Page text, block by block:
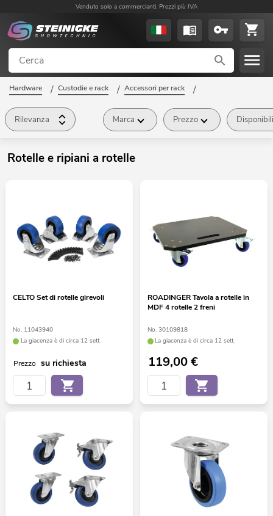
Venduto solo a commercianti. Prezzi più IVA
Hardware / Custodie e rack / Accessori per rack /
Rilevanza Marca Prezzo
Rotelle e ripiani a rotelle
CELTO Set di rotelle girevoli
No. 11043940
La giacenza è di circa 12 sett.
Prezzo su richiesta
ROADINGER Tavola a rotelle in
MDF 4 rotelle 2 freni
No. 30109818
La giacenza è di circa 12 sett.
119,00€